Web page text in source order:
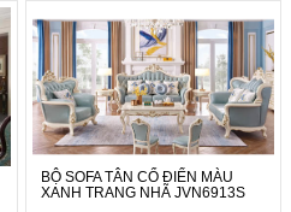
BỘ SOFA TÂN CỔ ĐIỂN MÀU
XANH TRANG NHÃ JVN6913S